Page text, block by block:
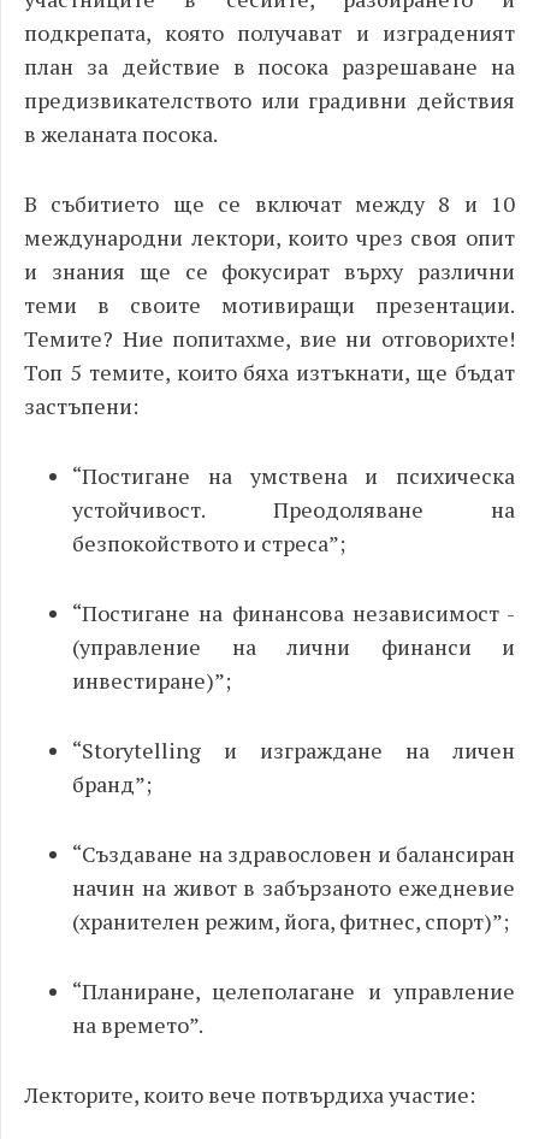
подкрепата, която получават и изграденият
план за действие в посока разрешаване на
предизвикателството или градивни действия
в желаната посока.
В събитието ще се включат между 8 и 10
международни лектори, които чрез своя опит
и знания ще се фокусират върху различни
теми в своите мотивиращи презентации.
Темите? Ние попитахме, вие ни отговорихте!
Топ 5 темите, които бяха изтъкнати, ще бъдат
застъпени:
“Постигане на умствена и психическа
устойчивост. Преодоляване на
безпокойството и стреса”;
“Постигане на финансова независимост -
(управление на лични финанси и
инвестиране)”;
“Storytelling и изграждане на личен
бранд”;
“Създаване на здравословен и балансиран
начин на живот в забързаното ежедневие
(хранителен режим, йога, фитнес, спорт)”;
“Планиране, целеполагане и управление
на времето”.
Лекторите, които вече потвърдиха участие: